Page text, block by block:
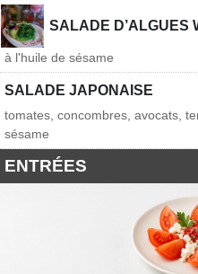
SALADE D’ALGUES
à l'huile de sésame
SALADE JAPONAISE
tomates, concombres, avocats,
sésame
ENTRÉES